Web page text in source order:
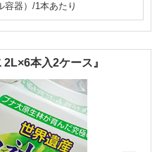
容器）/1本あたり
本入2ケース』